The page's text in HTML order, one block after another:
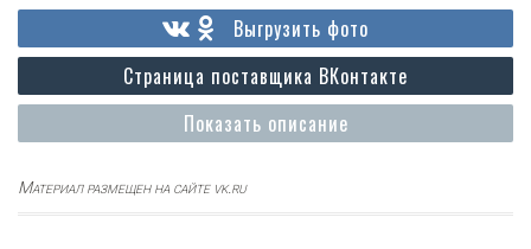
Показать описание
Страница поставщика ВКонтакте
Выгрузить фото
Материал размещен на сайте vk.ru